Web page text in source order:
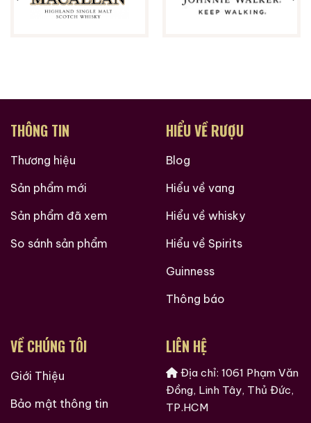
THÔNG TIN
Thương hiệu
Sản phẩm mới
Sản phẩm đã xem
So sánh sản phẩm
HIỂU VỀ RƯỢU
Blog
Hiểu về vang
Hiểu về whisky
Hiểu về Spirits
Guinness
Thông báo
VỀ CHÚNG TÔI
Giới Thiệu
Bảo mật thông tin
LIÊN HỆ
Địa chỉ: 1061 Phạm Văn
Đồng, Linh Tây, Thủ Đức,
TP.HCM